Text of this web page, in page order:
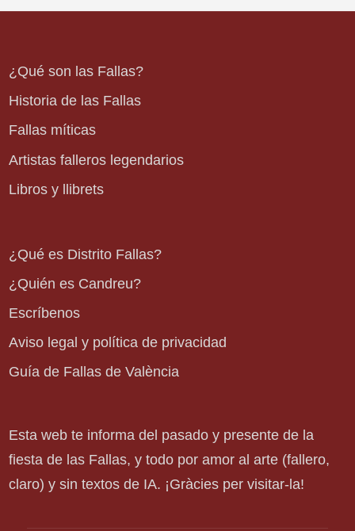
¿Qué son las Fallas?
Historia de las Fallas
Fallas míticas
Artistas falleros legendarios
Libros y llibrets
¿Qué es Distrito Fallas?
¿Quién es Candreu?
Escríbenos
Aviso legal y política de privacidad
Guía de Fallas de València
Esta web te informa del pasado y presente de la
fiesta de las Fallas, y todo por amor al arte (fallero,
claro) y sin textos de IA. ¡Gràcies per visitar-la!